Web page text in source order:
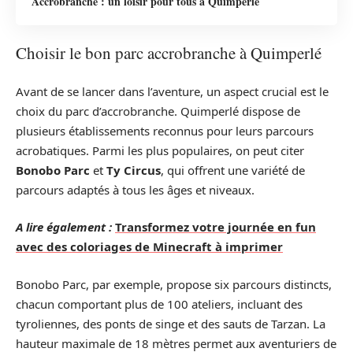
Choisir le bon parc accrobranche à Quimperlé
Avant de se lancer dans l’aventure, un aspect crucial est le
choix du parc d’accrobranche. Quimperlé dispose de
plusieurs établissements reconnus pour leurs parcours
acrobatiques. Parmi les plus populaires, on peut citer
Bonobo Parc et Ty Circus, qui offrent une variété de
parcours adaptés à tous les âges et niveaux.
A lire également : Transformez votre journée en fun
avec des coloriages de Minecraft à imprimer
Bonobo Parc, par exemple, propose six parcours distincts,
chacun comportant plus de 100 ateliers, incluant des
tyroliennes, des ponts de singe et des sauts de Tarzan. La
hauteur maximale de 18 mètres permet aux aventuriers de